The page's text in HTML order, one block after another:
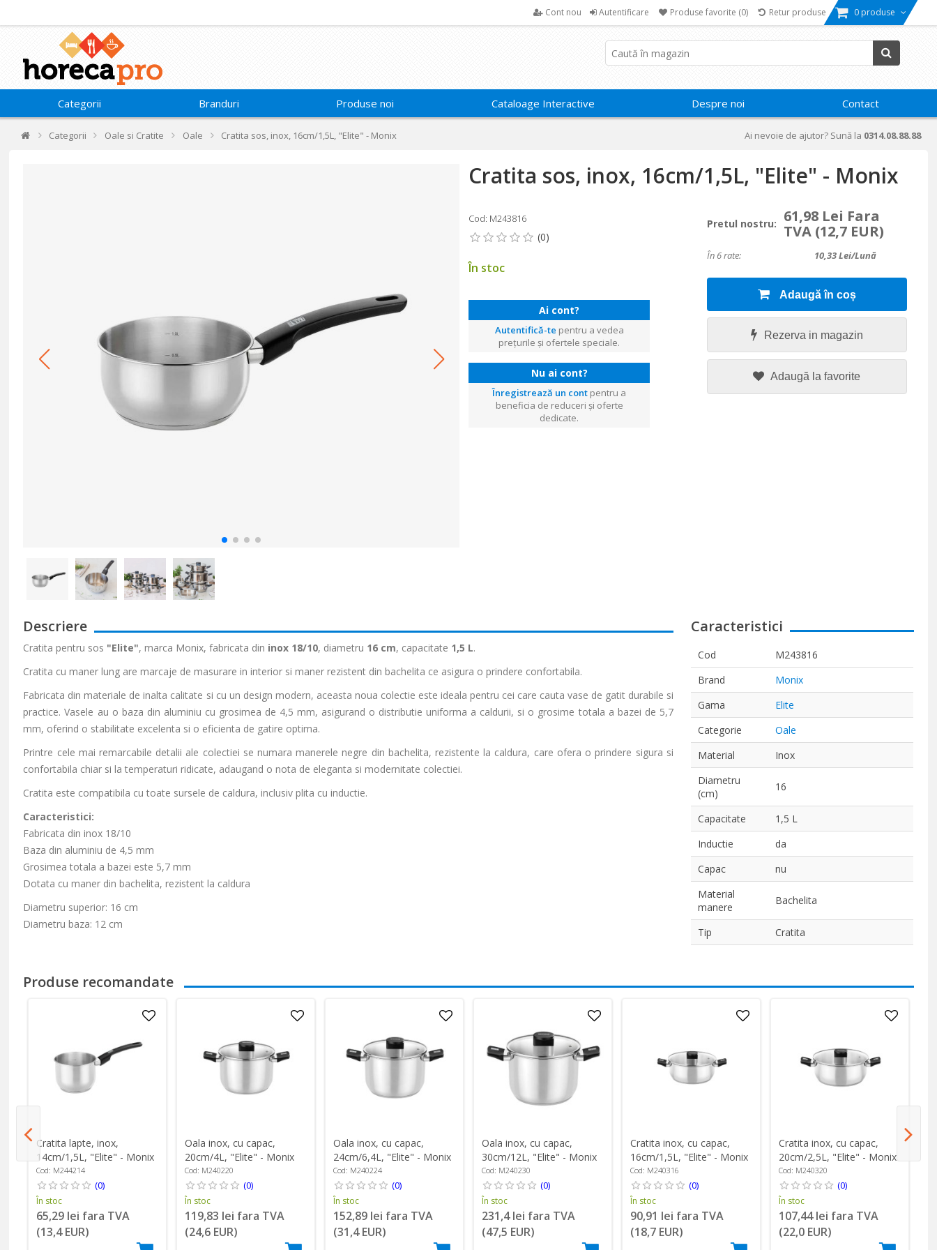
Cont nou Autentificare Produse favorite (0) Retur produse 0 produse
Categorii Branduri Produse noi Cataloage Interactive Despre noi Contact
Categorii Oale si Cratite Oale Cratita sos, inox, 16cm/1,5L, "Elite" - Monix Ai nevoie de ajutor? Sună la 0314.08.88.88
Cratita sos, inox, 16cm/1,5L, "Elite" - Monix
Cod: M243816
În stoc
Ai cont?
Autentifică-te pentru a vedea
prețurile și ofertele speciale.
Nu ai cont?
Înregistrează un cont pentru a
beneficia de reduceri și oferte
dedicate.
Pretul nostru:
61,98 Lei Fara
TVA (12,7 EUR)
În 6 rate: 10,33Lei/lună
Adaugă în coș
Rezerva in magazin
Adaugă la favorite
Descriere
Cratita pentru sos "Elite", marca Monix, fabricata din inox 18/10, diametru 16 cm, capacitate 1,5 L.
Cratita cu maner lung are marcaje de masurare in interior si maner rezistent din bachelita ce asigura o prindere confortabila.
Fabricata din materiale de inalta calitate si cu un design modern, aceasta noua colectie este ideala pentru cei care cauta vase de gatit durabile si
practice. Vasele au o baza din aluminiu cu grosimea de 4,5 mm, asigurand o distributie uniforma a caldurii, si o grosime totala a bazei de 5,7
mm, oferind o stabilitate excelenta si o eficienta de gatire optima.
Printre cele mai remarcabile detalii ale colectiei se numara manerele negre din bachelita, rezistente la caldura, care ofera o prindere sigura si
confortabila chiar si la temperaturi ridicate, adaugand o nota de eleganta si modernitate colectiei.
Cratita este compatibila cu toate sursele de caldura, inclusiv plita cu inductie.
Caracteristici:
Fabricata din inox 18/10
Baza din aluminiu de 4,5 mm
Grosimea totala a bazei este 5,7 mm
Dotata cu maner din bachelita, rezistent la caldura
Diametru superior: 16 cm
Diametru baza: 12 cm
Caracteristici
Cod
M243816
Brand
Monix
Gama
Elite
Categorie
Oale
Material
Inox
Diametru
(cm)
16
Capacitate
1,5 L
Inductie
da
Capac
nu
Material
manere
Bachelita
Tip Cratita
Produse recomandate
Cratita lapte, inox,
14cm/1,5L, "Elite" - Monix
Cod: M244214
(0)
În stoc
65,29 lei fara TVA
(13,4 EUR)
Oala inox, cu capac,
20cm/4L, "Elite" - Monix
Cod: M240220
(0)
În stoc
119,83 lei fara TVA
(24,6 EUR)
Oala inox, cu capac,
24cm/6,4L, "Elite" - Monix
Cod: M240224
(0)
În stoc
152,89 lei fara TVA
(31,4 EUR)
Oala inox, cu capac,
30cm/12L, "Elite" - Monix
Cod: M240230
(0)
În stoc
231,4 lei fara TVA
(47,5 EUR)
Cratita inox, cu capac,
16cm/1,5L, "Elite" - Monix
Cod: M240316
(0)
În stoc
90,91 lei fara TVA
(18,7 EUR)
Cratita inox, cu capac,
20cm/2,5L, "Elite" - Monix
Cod: M240320
(0)
În stoc
107,44 lei fara TVA
(22,0 EUR)